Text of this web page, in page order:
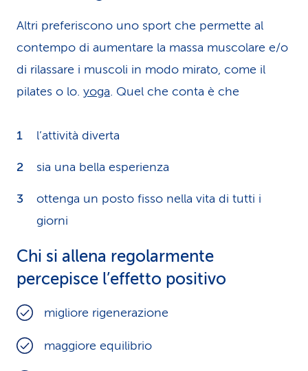
Altri preferiscono uno sport che permette al
contempo di aumentare la massa muscolare e/o
di rilassare i muscoli in modo mirato, come il
pilates o lo. yoga. Quel che conta è che
l’attività diverta
sia una bella esperienza
ottenga un posto fisso nella vita di tutti i
giorni
Chi si allena regolarmente
percepisce l’effetto positivo
migliore rigenerazione
maggiore equilibrio